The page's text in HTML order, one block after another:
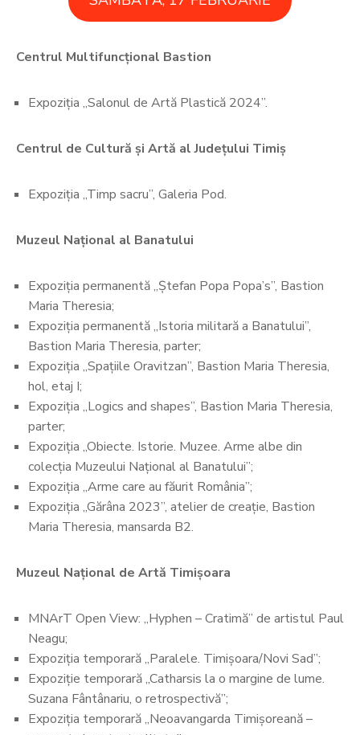
Centrul Multifuncțional Bastion
Expoziția „Salonul de Artă Plastică 2024”.
Centrul de Cultură și Artă al Județului Timiș
Expoziția „Timp sacru”, Galeria Pod.
Muzeul Național al Banatului
Expoziția permanentă „Ștefan Popa Popa’s”, Bastion
Maria Theresia;
Expoziția permanentă „Istoria militară a Banatului”,
Bastion Maria Theresia, parter;
Expoziția „Spațiile Oravitzan”, Bastion Maria Theresia,
hol, etaj I;
Expoziția „Logics and shapes”, Bastion Maria Theresia,
parter;
Expoziția „Obiecte. Istorie. Muzee. Arme albe din
colecția Muzeului Național al Banatului”;
Expoziția „Arme care au făurit România”;
Expoziția „Gărâna 2023”, atelier de creație, Bastion
Maria Theresia, mansarda B2.
Muzeul Național de Artă Timișoara
MNArT Open View: „Hyphen – Cratimă” de artistul Paul
Neagu;
Expoziția temporară „Paralele. Timișoara/Novi Sad”;
Expoziție temporară „Catharsis la o margine de lume.
Suzana Fântânariu, o retrospectivă”;
Expoziția temporară „Neoavangarda Timișoreană –